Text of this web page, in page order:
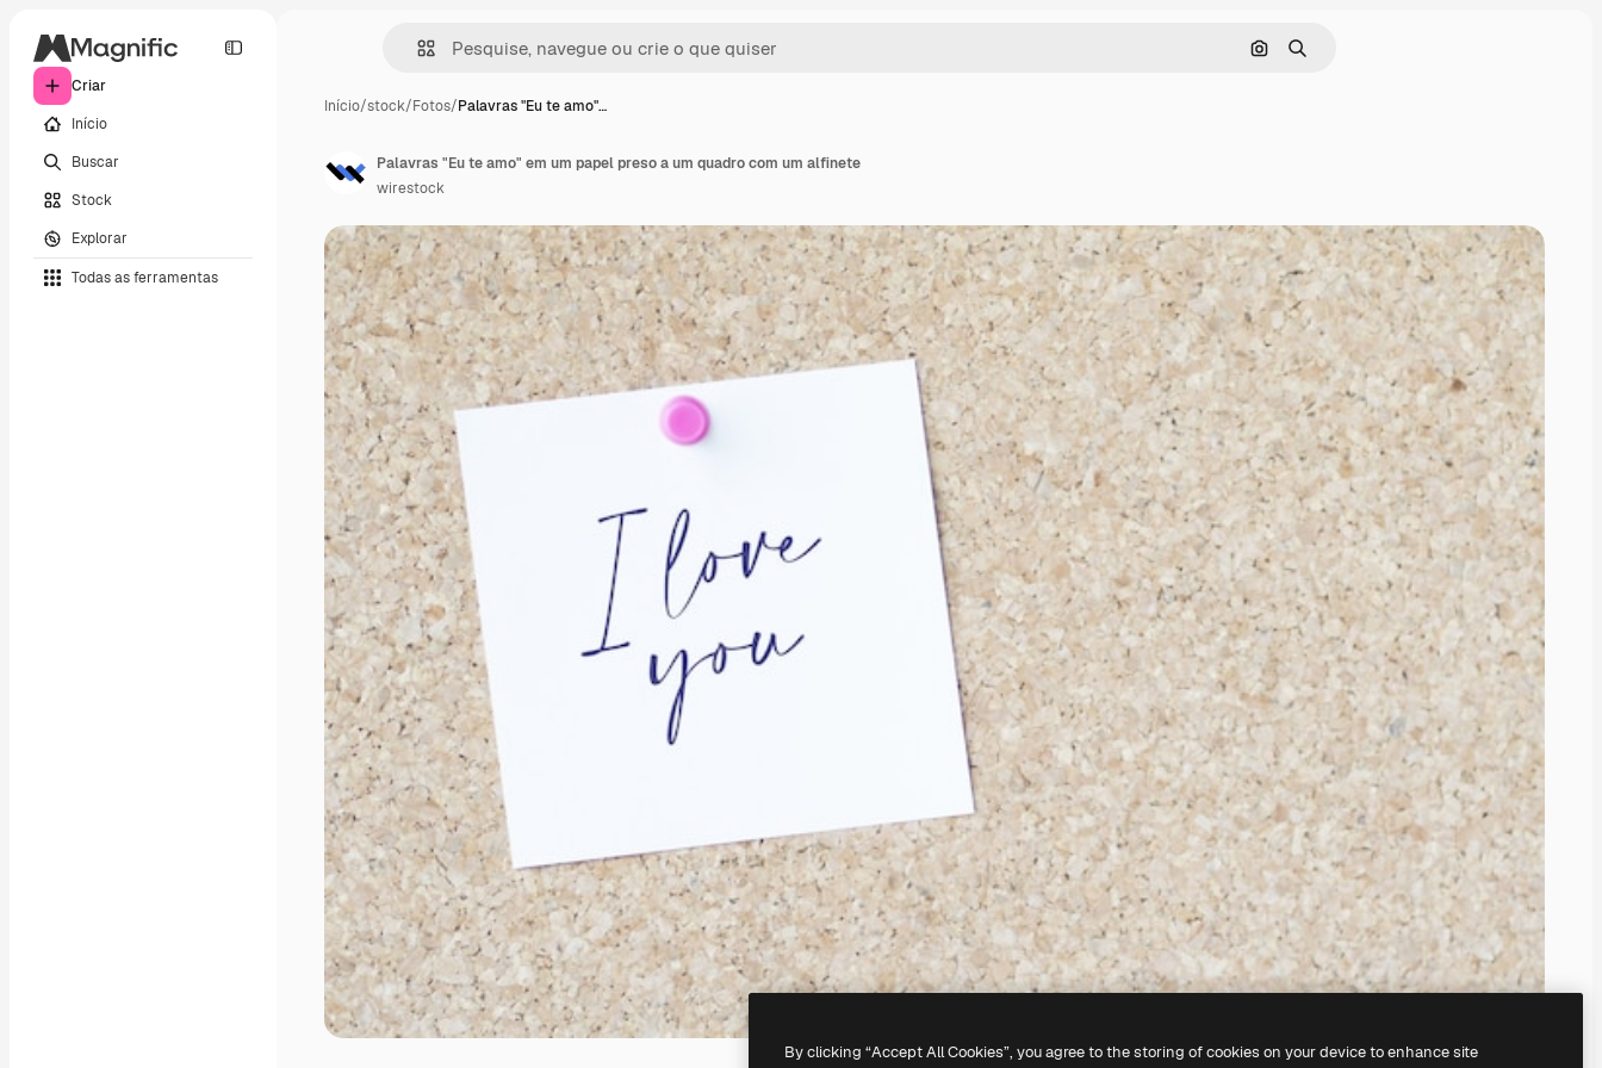
Criar
Início
Buscar
Stock
Explorar
Todas as ferramentas
Pesquisar por imagem
Buscar
Início/stock/Fotos/Palavras "Eu te amo"…
Palavras "Eu te amo" em um papel preso a um quadro com um alfinete
wirestock
By clicking “Accept All Cookies”, you agree to the storing of cookies on your device to enhance site